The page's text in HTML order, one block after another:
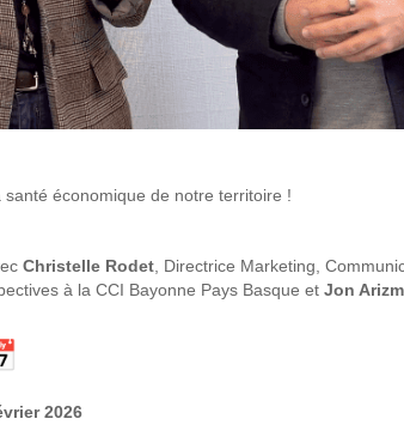
économique de notre territoire !
Christelle Rodet , Directrice Marketing,
à la CCI Bayonne Pays Basque et Jon
2026